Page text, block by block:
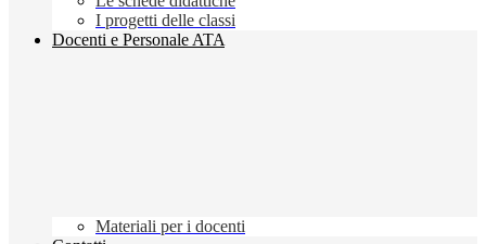
I progetti delle classi
Docenti e Personale ATA
Materiali per i docenti